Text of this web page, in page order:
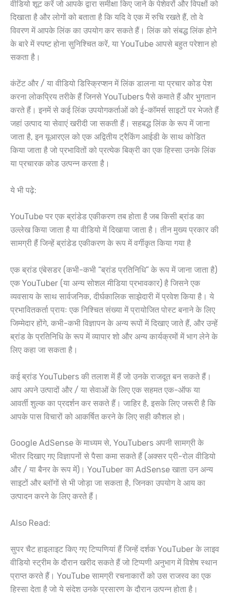
वीडियो शूट करें जो आपके द्वारा समीक्षा किए जाने के पेशेवरों और विपक्षों को
दिखाता है और लोगों को बताता है कि यदि वे एक में रुचि रखते हैं, तो वे
विवरण में आपके लिंक का उपयोग कर सकते हैं। लिंक को संबद्ध लिंक होने
के बारे में स्पष्ट होना सुनिश्चित करें, या YouTube आपसे बहुत परेशान हो
सकता है।
कंटेंट और / या वीडियो डिस्क्रिप्शन में लिंक डालना या प्रचार कोड पेश
करना लोकप्रिय तरीके हैं जिनसे YouTubers पैसे कमाते हैं और भुगतान
करते हैं। इनमें से कई लिंक उपयोगकर्ताओं को ई-कॉमर्स साइटों पर भेजते हैं
जहां उत्पाद या सेवाएं खरीदी जा सकती हैं। सहबद्ध लिंक के रूप में जाना
जाता है, इन यूआरएल को एक अद्वितीय ट्रैकिंग आईडी के साथ कोडित
किया जाता है जो प्रभावितों को प्रत्येक बिक्री का एक हिस्सा उनके लिंक
या प्रचारक कोड उत्पन्न करता है।
ये भी पढ़े:
YouTube पर एक ब्रांडेड एकीकरण तब होता है जब किसी ब्रांड का
उल्लेख किया जाता है या वीडियो में दिखाया जाता है। तीन मुख्य प्रकार की
सामग्री हैं जिन्हें ब्रांडेड एकीकरण के रूप में वर्गीकृत किया गया है
एक ब्रांड एंबेसडर (कभी-कभी “ब्रांड प्रतिनिधि” के रूप में जाना जाता है)
एक YouTuber (या अन्य सोशल मीडिया प्रभावकार) है जिसने एक
व्यवसाय के साथ सार्वजनिक, दीर्घकालिक साझेदारी में प्रवेश किया है। ये
प्रभावितकर्ता प्रायः एक निश्चित संख्या में प्रायोजित पोस्ट बनाने के लिए
जिम्मेदार होंगे, कभी-कभी विज्ञापन के अन्य रूपों में दिखाए जाते हैं, और उन्हें
ब्रांड के प्रतिनिधि के रूप में व्यापार शो और अन्य कार्यक्रमों में भाग लेने के
लिए कहा जा सकता है।
कई ब्रांड YouTubers की तलाश में हैं जो उनके राजदूत बन सकते हैं।
आप अपने उत्पादों और / या सेवाओं के लिए एक सहमत एक-ऑफ या
आवर्ती शुल्क का प्रदर्शन कर सकते हैं। जाहिर है, इसके लिए जरूरी है कि
आपके पास विचारों को आकर्षित करने के लिए सही कौशल हो।
Google AdSense के माध्यम से, YouTubers अपनी सामग्री के
भीतर दिखाए गए विज्ञापनों से पैसा कमा सकते हैं (अक्सर प्री-रोल वीडियो
और / या बैनर के रूप में)। YouTuber का AdSense खाता उन अन्य
साइटों और ब्लॉगों से भी जोड़ा जा सकता है, जिनका उपयोग वे आय का
उत्पादन करने के लिए करते हैं।
Also Read:
सुपर चैट हाइलाइट किए गए टिप्पणियां हैं जिन्हें दर्शक YouTuber के लाइव
वीडियो स्ट्रीम के दौरान खरीद सकते हैं जो टिप्पणी अनुभाग में विशेष स्थान
प्राप्त करते हैं। YouTube सामग्री रचनाकारों को उस राजस्व का एक
हिस्सा देता है जो ये संदेश उनके प्रसारण के दौरान उत्पन्न होता है।